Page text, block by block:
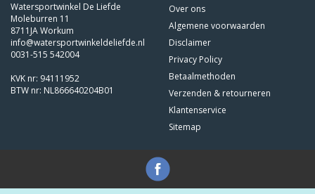
Watersportwinkel De Liefde
Moleburren 11
8711JA Workum
info@watersportwinkeldeliefde.nl
0031-515 542004
KVK nr: 94111952
BTW nr: NL866640204B01
Over ons
Algemene voorwaarden
Disclaimer
Privacy Policy
Betaalmethoden
Verzenden & retourneren
Klantenservice
Sitemap